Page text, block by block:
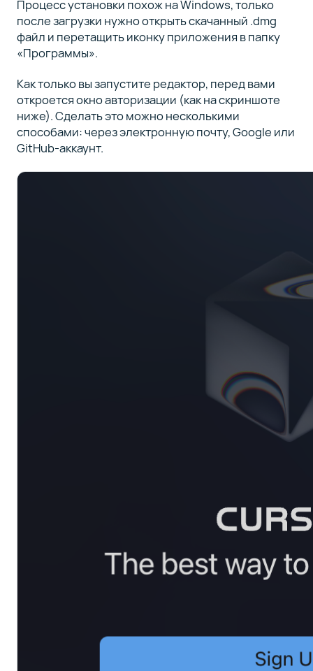
Процесс установки похож на Windows, только
после загрузки нужно открыть скачанный .dmg
файл и перетащить иконку приложения в папку
«Программы».
Как только вы запустите редактор, перед вами
откроется окно авторизации (как на скриншоте
ниже). Сделать это можно несколькими
способами: через электронную почту, Google или
GitHub-аккаунт.